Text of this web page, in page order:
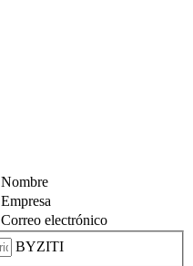
Nombre
Empresa
Correo electrónico
BYZITI